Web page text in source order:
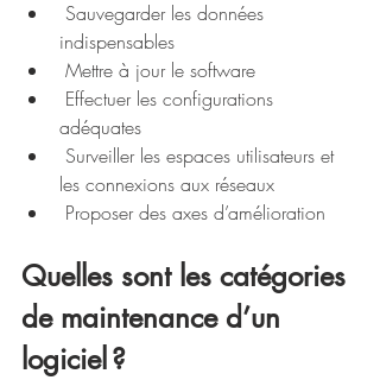
indispensables
Mettre à jour le software
adéquates
les connexions aux réseaux
Proposer des axes d’amélioration
Quelles sont les catégories
de maintenance d’un
logiciel ?